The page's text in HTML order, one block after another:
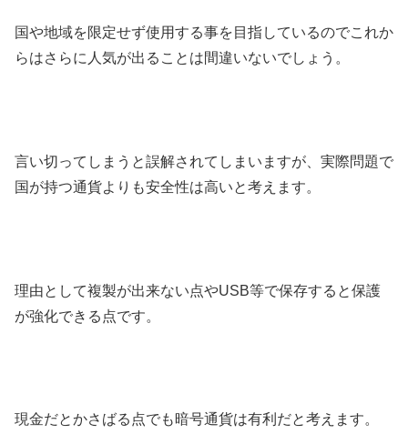
国や地域を限定せず使用する事を目指しているのでこれか
らはさらに人気が出ることは間違いないでしょう。
言い切ってしまうと誤解されてしまいますが、実際問題で
国が持つ通貨よりも安全性は高いと考えます。
理由として複製が出来ない点やUSB等で保存すると保護
が強化できる点です。
現金だとかさばる点でも暗号通貨は有利だと考えます。